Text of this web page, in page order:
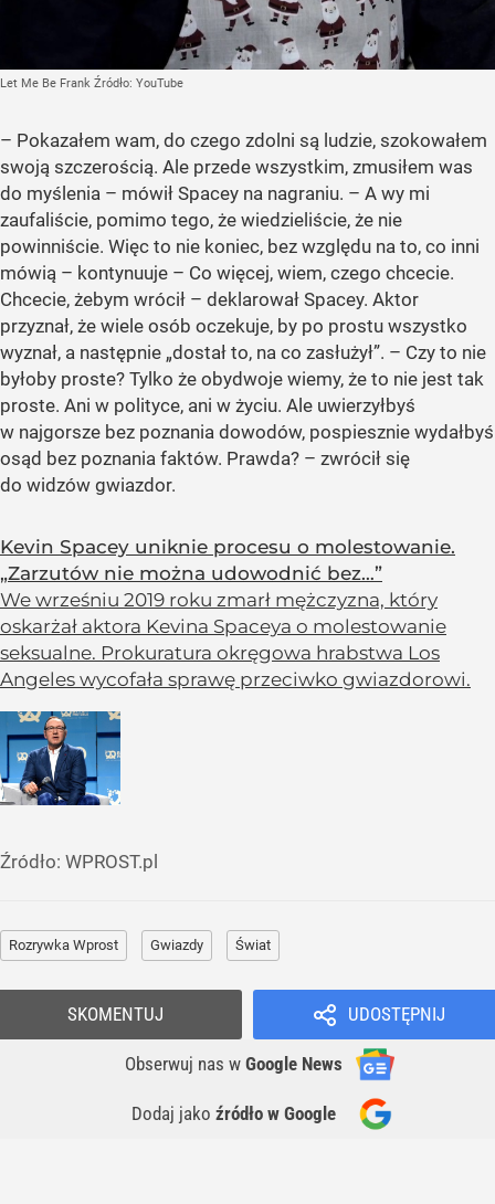
Let Me Be Frank Źródło: YouTube
– Pokazałem wam, do czego zdolni są ludzie, szokowałem
swoją szczerością. Ale przede wszystkim, zmusiłem was
do myślenia – mówił Spacey na nagraniu. – A wy mi
zaufaliście, pomimo tego, że wiedzieliście, że nie
powinniście. Więc to nie koniec, bez względu na to, co inni
mówią – kontynuuje – Co więcej, wiem, czego chcecie.
Chcecie, żebym wrócił – deklarował Spacey. Aktor
przyznał, że wiele osób oczekuje, by po prostu wszystko
wyznał, a następnie „dostał to, na co zasłużył”. – Czy to nie
byłoby proste? Tylko że obydwoje wiemy, że to nie jest tak
proste. Ani w polityce, ani w życiu. Ale uwierzyłbyś
w najgorsze bez poznania dowodów, pospiesznie wydałbyś
osąd bez poznania faktów. Prawda? – zwrócił się
do widzów gwiazdor.
Kevin Spacey uniknie procesu o molestowanie.
„Zarzutów nie można udowodnić bez…”
We wrześniu 2019 roku zmarł mężczyzna, który
oskarżał aktora Kevina Spaceya o molestowanie
seksualne. Prokuratura okręgowa hrabstwa Los
Angeles wycofała sprawę przeciwko gwiazdorowi.
Źródło: WPROST.pl
Rozrywka Wprost Gwiazdy Świat
UDOSTĘPNIJ
Obserwuj nas w Google News
Dodaj jako źródło w Google
SKOMENTUJ